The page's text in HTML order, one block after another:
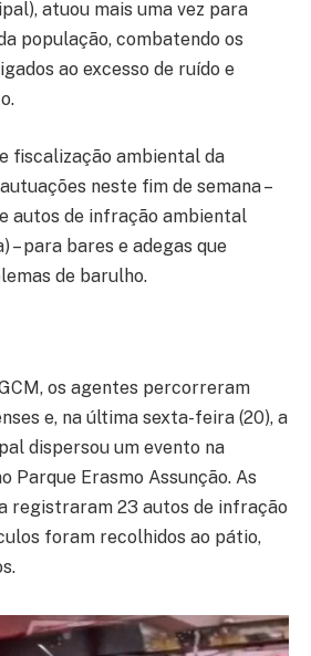
atuou mais uma vez para
população, combatendo os
ao excesso de ruído e
fiscalização ambiental da
neste fim de semana –
autos de infração ambiental
– para bares e adegas que
de barulho.
os agentes percorreram
e, na última sexta-feira (20), a
dispersou um evento na
Parque Erasmo Assunção. As
registraram 23 autos de infração
foram recolhidos ao pátio,